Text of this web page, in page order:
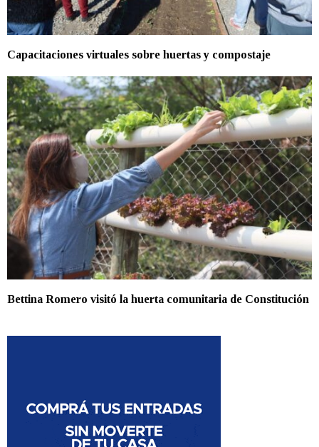
Capacitaciones virtuales sobre huertas y compostaje
Bettina Romero visitó la huerta comunitaria de Constitución